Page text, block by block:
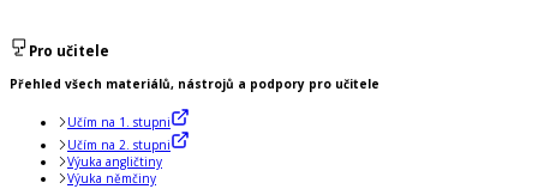
Pro učitele
Přehled všech materiálů, nástrojů a podpory pro učitele
Učím na 1. stupni
Učím na 2. stupni
Výuka angličtiny
Výuka němčiny